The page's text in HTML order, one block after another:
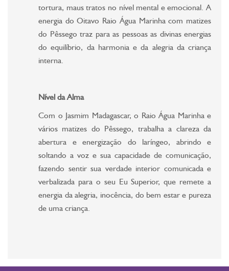
tortura, maus tratos no nível mental e emocional. A
energia do Oitavo Raio Água Marinha com matizes
do Pêssego traz para as pessoas as divinas energias
do equilíbrio, da harmonia e da alegria da criança
interna.
Nível da Alma
Com o Jasmim Madagascar, o Raio Água Marinha e
vários matizes do Pêssego, trabalha a clareza da
abertura e energização do laríngeo, abrindo e
soltando a voz e sua capacidade de comunicação,
fazendo sentir sua verdade interior comunicada e
verbalizada para o seu Eu Superior, que remete a
energia da alegria, inocência, do bem estar e pureza
de uma criança.